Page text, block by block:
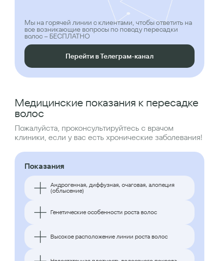
Мы на горячей линии с клиентами, чтобы ответить на
все возникающие вопросы по поводу пересадки
волос – БЕСПЛАТНО
Перейти в Телеграм-канал
Медицинские показания к пересадке
волос
Пожалуйста, проконсультируйтесь с врачом
клиники, если у вас есть хронические заболевания!
Показания
Андрогенная, диффузная, очаговая, алопеция
(облысение)
Генетические особенности роста волос
Высокое расположение линии роста волос